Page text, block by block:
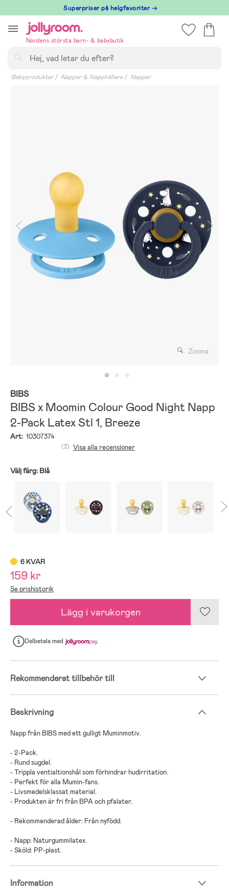
till
innehållet
Superpriser på helgfavoriter →
Nordens största barn- & babybutik
Babyprodukter Nappar & Napphållare Nappar
Zooma
BIBS
BIBS x Moomin Colour Good Night Napp
2-Pack Latex Stl 1, Breeze
Art: 10307374
(3) Visa alla recensioner
Välj färg: Blå
6 KVAR
159 kr
Se prishistorik
Lägg i varukorgen
Delbetalamed
Rekommenderat tillbehör till
Beskrivning
Napp från BIBS med ett gulligt Muminmotiv.
- 2-Pack.
- Rund sugdel.
- Trippla ventialtionshål som förhindrar hudirritation.
- Perfekt för alla Mumin-fans.
- Livsmedelsklassat material.
- Produkten är fri från BPA och pfalater.
- Rekommenderad ålder: Från nyfödd.
- Napp: Naturgummilatex.
- Sköld: PP-plast.
Information